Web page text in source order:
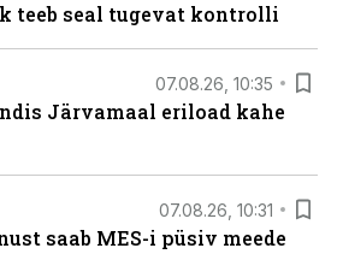
teeb seal tugevat kontrolli
07.08.26, 10:35
Järvamaal eriload kahe
07.08.26, 10:31
saab MES-i püsiv meede